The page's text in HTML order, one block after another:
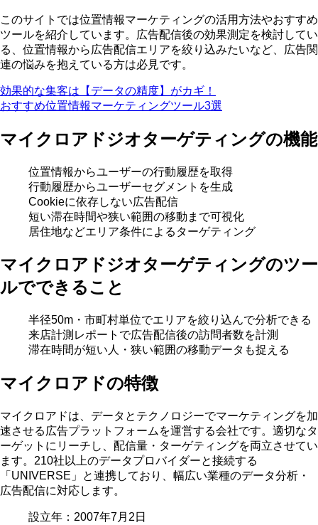
このサイトでは位置情報マーケティングの活用方法やおすすめ
ツールを紹介しています。広告配信後の効果測定を検討してい
る、位置情報から広告配信エリアを絞り込みたいなど、広告関
連の悩みを抱えている方は必見です。
効果的な集客は【データの精度】がカギ！
おすすめ位置情報マーケティングツール3選
マイクロアドジオターゲティングの機能
位置情報からユーザーの行動履歴を取得
行動履歴からユーザーセグメントを生成
Cookieに依存しない広告配信
短い滞在時間や狭い範囲の移動まで可視化
居住地などエリア条件によるターゲティング
マイクロアドジオターゲティングのツー
ルでできること
半径50m・市町村単位でエリアを絞り込んで分析できる
来店計測レポートで広告配信後の訪問者数を計測
滞在時間が短い人・狭い範囲の移動データも捉える
マイクロアドの特徴
マイクロアドは、データとテクノロジーでマーケティングを加
速させる広告プラットフォームを運営する会社です。適切なタ
ーゲットにリーチし、配信量・ターゲティングを両立させてい
ます。210社以上のデータプロバイダーと接続する
「UNIVERSE」と連携しており、幅広い業種のデータ分析・
広告配信に対応します。
設立年：2007年7月2日